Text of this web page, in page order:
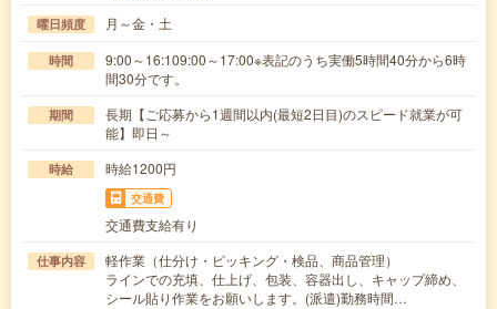
曜日頻度 月～金・土
時間
9:00～16:109:00～17:00※表記のうち実働5時間40分から6時
間30分です。
期間
長期【ご応募から1週間以内(最短2日目)のスピード就業が可
能】即日～
時給 時給1200円
交通費
交通費支給有り
仕事内容
軽作業（仕分け・ピッキング・検品、商品管理）
ラインでの充填、仕上げ、包装、容器出し、キャップ締め、
シール貼り作業をお願いします。(派遣)勤務時間…